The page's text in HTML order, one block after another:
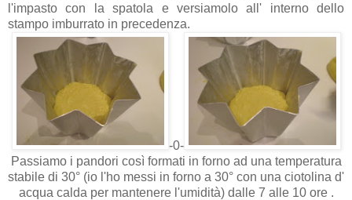
l'impasto con la spatola e versiamolo all' interno dello
stampo imburrato in precedenza.
-0-
Passiamo i pandori così formati in forno ad una temperatura
stabile di 30° (io l'ho messi in forno a 30° con una ciotolina d'
acqua calda per mantenere l'umidità) dalle 7 alle 10 ore .